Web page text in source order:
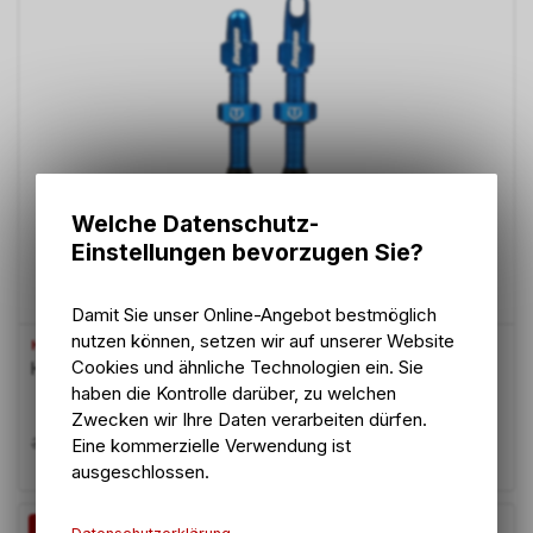
HOPE
HOPTVVALVEBl60 VALVE
28.95 CHF
32.90 CHF
-12%
Welche Datenschutz-
Einstellungen bevorzugen Sie?
Damit Sie unser Online-Angebot bestmöglich
nutzen können, setzen wir auf unserer Website
Cookies und ähnliche Technologien ein. Sie
haben die Kontrolle darüber, zu welchen
Zwecken wir Ihre Daten verarbeiten dürfen.
Eine kommerzielle Verwendung ist
ausgeschlossen.